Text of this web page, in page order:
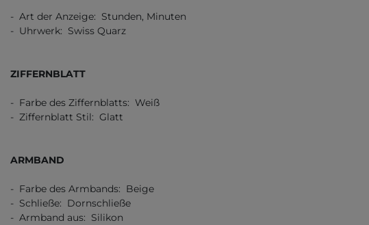
- Art der Anzeige: Stunden, Minuten
- Uhrwerk: Swiss Quarz
ZIFFERNBLATT
- Farbe des Ziffernblatts: Weiß
- Ziffernblatt Stil: Glatt
ARMBAND
- Farbe des Armbands: Beige
- Schließe: Dornschließe
- Armband aus: Silikon